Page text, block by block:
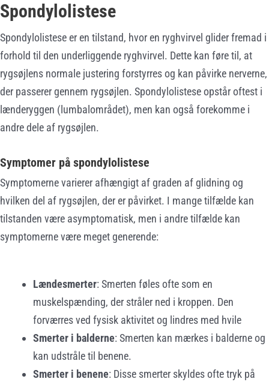
Spondylolistese
Spondylolistese er en tilstand, hvor en ryghvirvel glider fremad i
forhold til den underliggende ryghvirvel. Dette kan føre til, at
rygsøjlens normale justering forstyrres og kan påvirke nerverne,
der passerer gennem rygsøjlen. Spondylolistese opstår oftest i
lænderyggen (lumbalområdet), men kan også forekomme i
andre dele af rygsøjlen.
Symptomer på spondylolistese
Symptomerne varierer afhængigt af graden af glidning og
hvilken del af rygsøjlen, der er påvirket. I mange tilfælde kan
tilstanden være asymptomatisk, men i andre tilfælde kan
symptomerne være meget generende:
Lændesmerter: Smerten føles ofte som en
muskelspænding, der stråler ned i kroppen. Den
forværres ved fysisk aktivitet og lindres med hvile
Smerter i balderne: Smerten kan mærkes i balderne og
kan udstråle til benene.
Smerter i benene: Disse smerter skyldes ofte tryk på